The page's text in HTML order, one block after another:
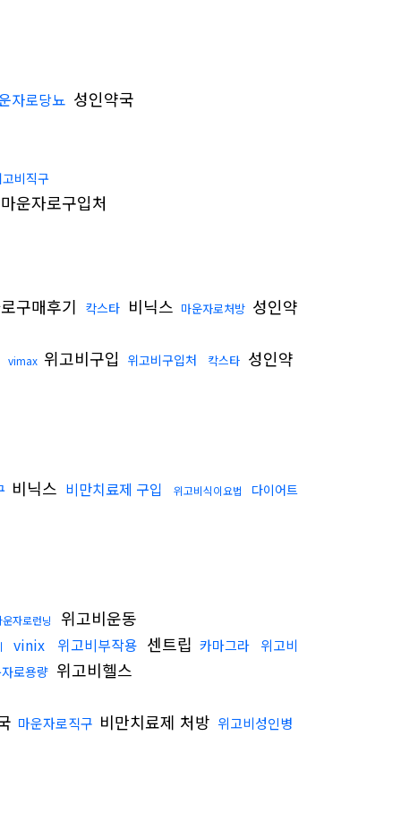
자로당뇨 성인약국
비직구
운자로구입처
구매후기 칵스타 비닉스 마운자로처방 성인약
vimax 위고비구입 위고비구입처 칵스타 성인약
비닉스 비만치료제 구입 위고비식이요법 다이어트
자로런닝 위고비운동
vinix 위고비부작용 센트립 카마그라 위고비
로용량 위고비헬스
마운자로직구 비만치료제 처방 위고비성인병